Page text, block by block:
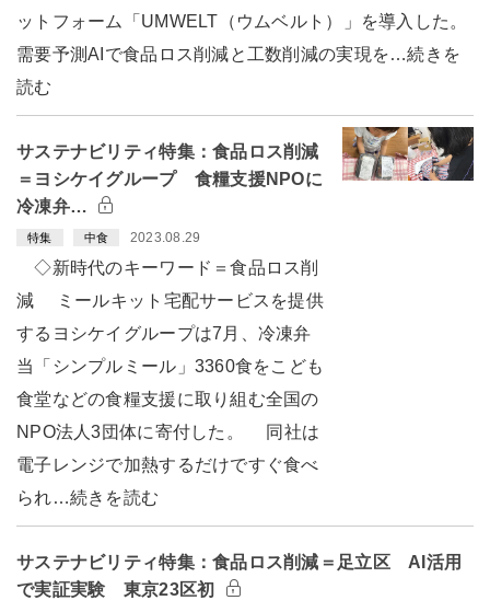
ットフォーム「UMWELT（ウムベルト）」を導入した。
需要予測AIで食品ロス削減と工数削減の実現を…続きを
読む
サステナビリティ特集：食品ロス削減
＝ヨシケイグループ 食糧支援NPOに
冷凍弁…
特集 中食 2023.08.29
◇新時代のキーワード＝食品ロス削
減 ミールキット宅配サービスを提供
するヨシケイグループは7月、冷凍弁
当「シンプルミール」3360食をこども
食堂などの食糧支援に取り組む全国の
NPO法人3団体に寄付した。 同社は
電子レンジで加熱するだけですぐ食べ
られ…続きを読む
サステナビリティ特集：食品ロス削減＝足立区 AI活用
で実証実験 東京23区初